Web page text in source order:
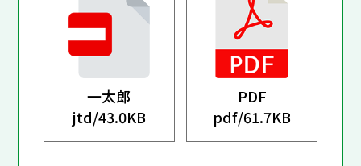
一太郎
jtd/43.0KB
PDF
pdf/61.7KB